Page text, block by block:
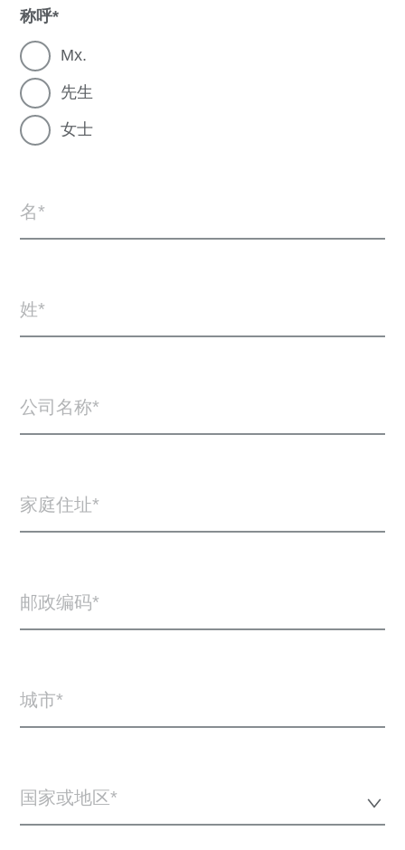
称呼
Mx.
先生
女士
名
姓
公司名称
家庭住址
邮政编码
城市
国家或地区*